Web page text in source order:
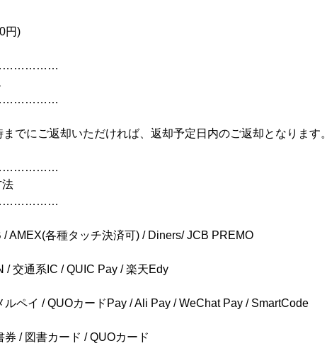
円)
でにご返却いただければ、返却予定日内のご返却となります。
AMEX(各種タッチ決済可) / Diners/ JCB PREMO
交通系IC / QUIC Pay / 楽天Edy
ペイ / QUOカードPay / Ali Pay / WeChat Pay / SmartCode
/ 図書カード / QUOカード